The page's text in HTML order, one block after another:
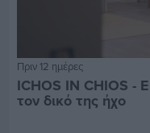
Πριν 12 ημέρες
ICHOS IN CHIOS -
τον δικό της ήχο